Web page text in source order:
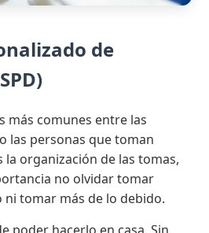
de
más comunes entre las
las personas que toman
la organización de las tomas,
no olvidar tomar
tomar más de lo debido.